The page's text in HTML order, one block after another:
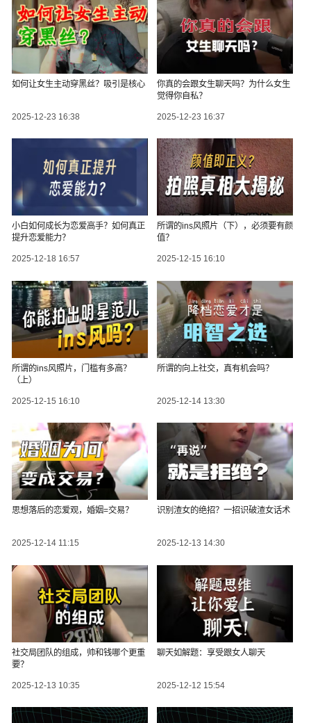
如何让女生主动穿黑丝？吸引是核心
2025-12-23 16:38
你真的会跟女生聊天吗？为什么女生
觉得你自私？
2025-12-23 16:37
小白如何成长为恋爱高手？如何真正
提升恋爱能力？
2025-12-18 16:57
所谓的ins风照片（下），必须要有颜
值？
2025-12-15 16:10
所谓的ins风照片，门槛有多高？
（上）
2025-12-15 16:10
所谓的向上社交，真有机会吗？
2025-12-14 13:30
思想落后的恋爱观，婚姻=交易？
2025-12-14 11:15
识别渣女的绝招？一招识破渣女话术
2025-12-13 14:30
社交局团队的组成，帅和钱哪个更重
要？
2025-12-13 10:35
聊天如解题：享受跟女人聊天
2025-12-12 15:54